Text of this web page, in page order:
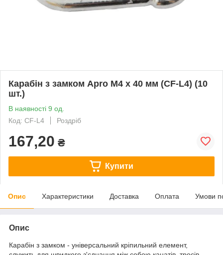
Карабін з замком Apro M4 х 40 мм (CF-L4) (10
шт.)
В наявності 9 од.
Код: CF-L4
Роздріб
167,20 ₴
Купити
Опис Характеристики Доставка Оплата Умови
Опис
Карабін з замком - універсальний кріпильний елемент,